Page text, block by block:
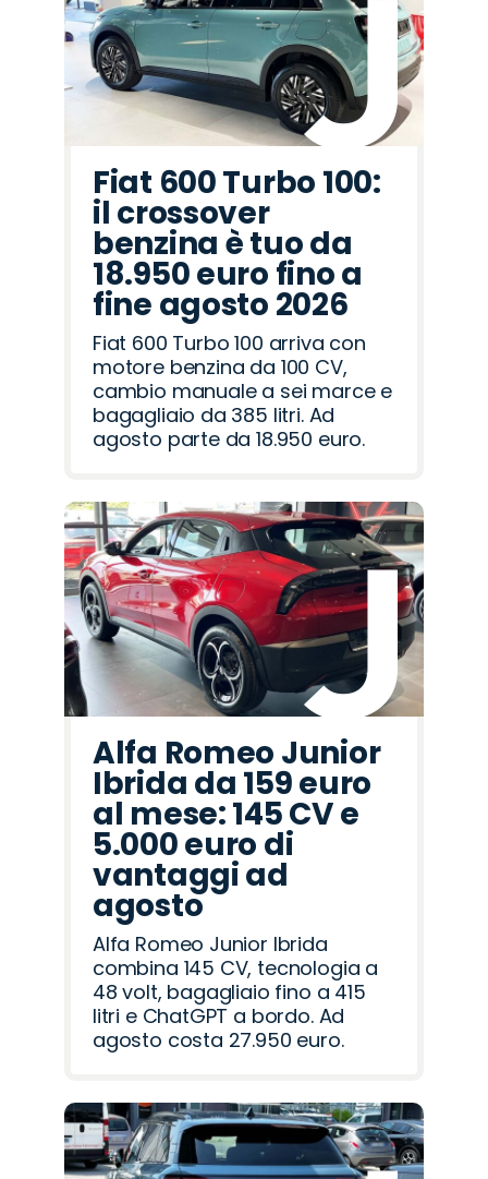
Romeo
Rover
Fiat 600 Turbo 100:
il crossover
benzina è tuo da
18.950 euro fino a
fine agosto 2026
Fiat 600 Turbo 100 arriva con
motore benzina da 100 CV,
cambio manuale a sei marce e
bagagliaio da 385 litri. Ad
agosto parte da 18.950 euro.
Alfa Romeo Junior
Ibrida da 159 euro
al mese: 145 CV e
5.000 euro di
vantaggi ad
agosto
Alfa Romeo Junior Ibrida
combina 145 CV, tecnologia a
48 volt, bagagliaio fino a 415
litri e ChatGPT a bordo. Ad
agosto costa 27.950 euro.